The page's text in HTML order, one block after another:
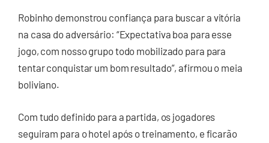
Robinho demonstrou confiança para buscar a vitória
na casa do adversário: “Expectativa boa para esse
jogo, com nosso grupo todo mobilizado para para
tentar conquistar um bom resultado”, afirmou o meia
boliviano.
Com tudo definido para a partida, os jogadores
seguiram para o hotel após o treinamento, e ficarão